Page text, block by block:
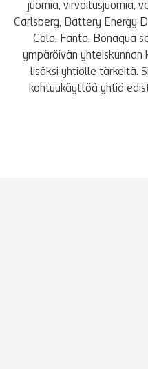
juomia, virvoitusjuomia,
Carlsberg, Battery Energy
Cola, Fanta, Bonaqua
ympäröivän
lisäksi yhtiölle tärkeitä.
kohtuukäyttöä yhtiö